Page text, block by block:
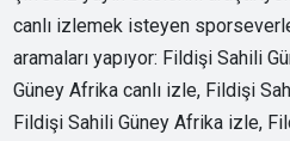
canlı izlemek isteyen
aramaları yapıyor: Fildişi Sahili
Güney Afrika canlı izle, Fildişi
Fildişi Sahili Güney Afrika izle,